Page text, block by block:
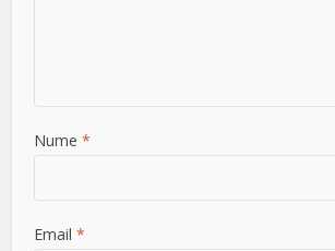
Nume*
Email*